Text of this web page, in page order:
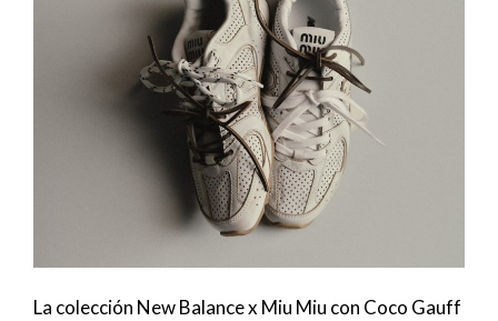
La colección New Balance x Miu Miu con Coco Gauff